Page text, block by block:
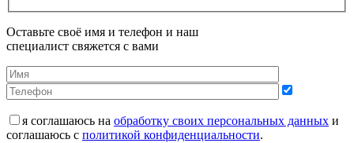
Оставьте своё имя и телефон и наш
специалист свяжется с вами
я соглашаюсь на обработку своих персональных данных и
соглашаюсь с политикой конфиденциальности.